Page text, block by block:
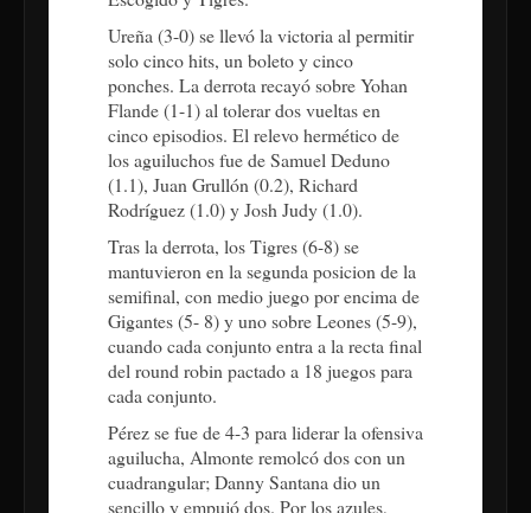
Ureña (3-0) se llevó la victoria al permitir
solo cinco hits, un boleto y cinco
ponches. La derrota recayó sobre Yohan
Flande (1-1) al tolerar dos vueltas en
cinco episodios. El relevo hermético de
los aguiluchos fue de Samuel Deduno
(1.1), Juan Grullón (0.2), Richard
Rodríguez (1.0) y Josh Judy (1.0).
Tras la derrota, los Tigres (6-8) se
mantuvieron en la segunda posicion de la
semifinal, con medio juego por encima de
Gigantes (5- 8) y uno sobre Leones (5-9),
cuando cada conjunto entra a la recta final
del round robin pactado a 18 juegos para
cada conjunto.
Pérez se fue de 4-3 para liderar la ofensiva
aguilucha, Almonte remolcó dos con un
cuadrangular; Danny Santana dio un
sencillo y empujó dos. Por los azules,